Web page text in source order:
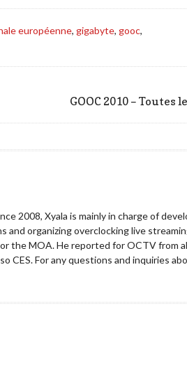
européenne,gigabyte,gooc,
GOOC 2010 – Toutes
2008, Xyala is mainly in charge of
organizing overclocking live
the MOA. He reported for OCTV from
CES. For any questions and inquiries